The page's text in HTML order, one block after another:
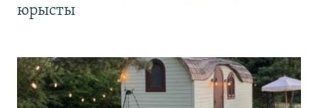
юрысты